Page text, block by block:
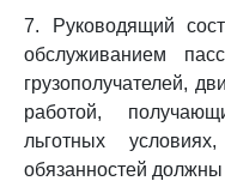
7. Руководящий
обслуживанием
грузополучателей,
работой,
льготных
обязанностей